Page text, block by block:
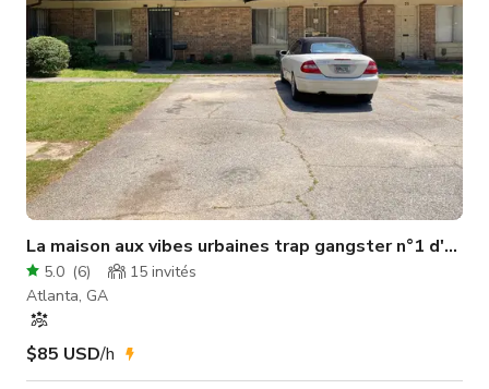
La maison aux vibes urbaines trap gangster n°1
5.0 (6) 15 invités
Atlanta, GA
$85 USD/h